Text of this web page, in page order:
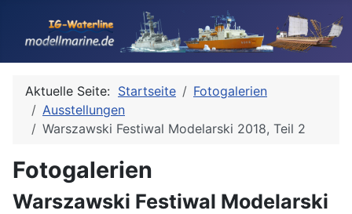
Aktuelle Seite: Startseite
Fotogalerien
Ausstellungen
Warszawski Festiwal Modelarski 2018, Teil 2
Fotogalerien
Warszawski Festiwal Modelarski